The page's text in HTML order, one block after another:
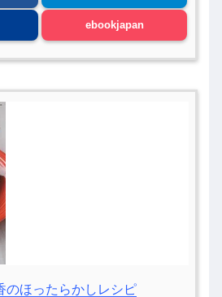
ebookjapan
のほったらかしレシピ